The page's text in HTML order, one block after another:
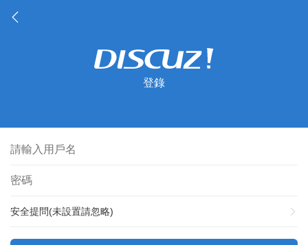
登錄
安全提問(未設置請忽略)